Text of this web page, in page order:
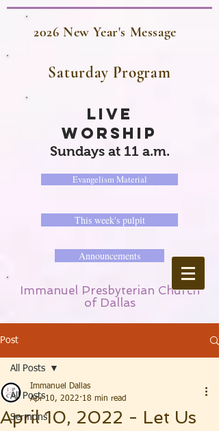
2026 New Year's Message
Saturday Program
LIVE
WORSHIP
Sundays at 11 a.m.
Evangelism Material
This week's pulpit
Announcements
Immanuel Presbyterian Church
of Dallas
Post
All Posts
Sermons
All Posts
April 10, 2022 - Let Us
Immanuel Dallas
Apr 10, 2022 18 min read